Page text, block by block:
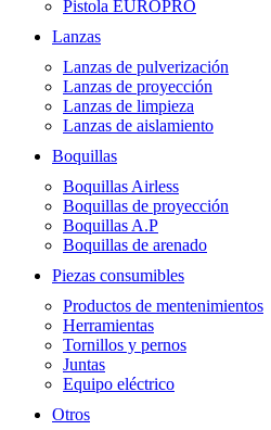
Pistola EUROPRO
Lanzas
Lanzas de pulverización
Lanzas de proyección
Lanzas de limpieza
Lanzas de aislamiento
Boquillas
Boquillas Airless
Boquillas de proyección
Boquillas A.P
Boquillas de arenado
Piezas consumibles
Productos de mentenimientos
Herramientas
Tornillos y pernos
Juntas
Equipo eléctrico
Otros